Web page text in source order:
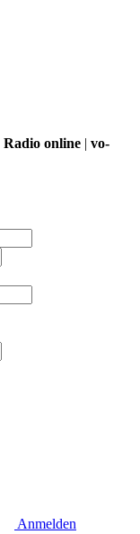
Radio online | vo-
Anmelden